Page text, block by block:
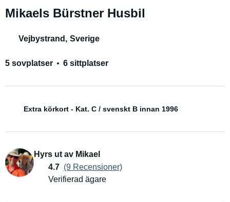
Mikaels Bürstner Husbil
Vejbystrand , Sverige
5 sovplatser 6 sittplatser
Extra körkort - Kat. C / svenskt B innan 1996
Hyrs ut av Mikael
4.7 (9 Recensioner)
Verifierad ägare